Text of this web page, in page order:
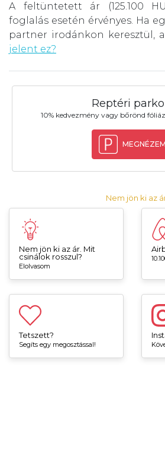
A feltüntetett ár (125.100
foglalás esetén érvényes. Ha
partner irodánkon keresztül,
jelent ez?
Reptéri
10% kedvezmény vagy bőrönd
MEGNÉZEM
Nem jön ki az
Nem jön ki az ár. Mit
csinálok rosszul?
Elolvasom
Tetszett?
Segíts egy megosztással!